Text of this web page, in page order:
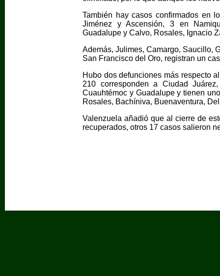
También hay casos confirmados en
Jiménez y Ascensión, 3 en
Guadalupe y Calvo, Rosales, Ignacio
Además, Julimes, Camargo, Saucillo,
San Francisco del Oro, registran un
Hubo dos defunciones más respecto
210 corresponden a Ciudad
Cuauhtémoc y Guadalupe y tienen
Rosales, Bachíniva, Buenaventura,
Valenzuela añadió que al cierre de
recuperados, otros 17 casos salieron